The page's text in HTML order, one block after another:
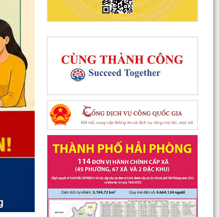
Ban Chỉ đạo vận động hiến máu tình nguyện xã
Phú Thái trân trọng kêu gọi toàn thể cán bộ,
công...